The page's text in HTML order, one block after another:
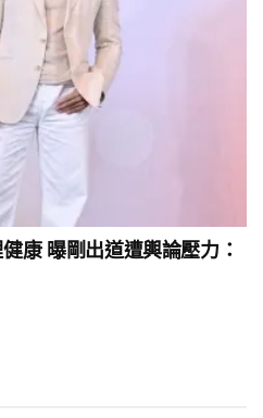
康 曝剛出道遭輿論壓力：